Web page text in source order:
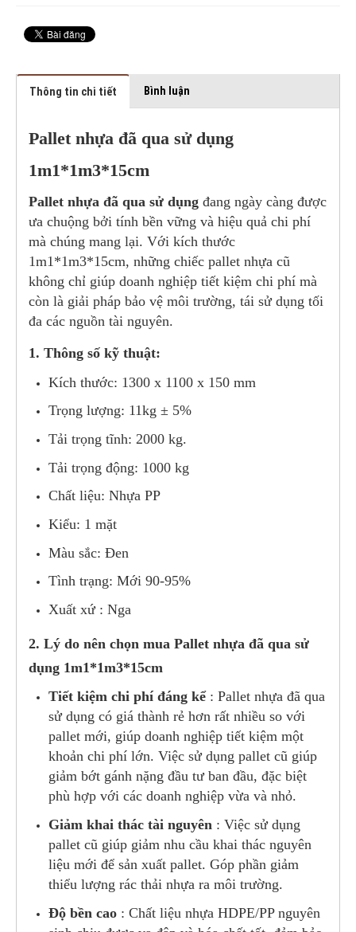
Thông tin chi tiết Bình luận
Pallet nhựa đã qua sử dụng
1m1*1m3*15cm
Pallet nhựa đã qua sử dụng đang ngày càng được
ưa chuộng bởi tính bền vững và hiệu quả chi phí
mà chúng mang lại. Với kích thước
1m1*1m3*15cm, những chiếc pallet nhựa cũ
không chỉ giúp doanh nghiệp tiết kiệm chi phí mà
còn là giải pháp bảo vệ môi trường, tái sử dụng tối
đa các nguồn tài nguyên.
1. Thông số kỹ thuật:
Kích thước: 1300 x 1100 x 150 mm
Trọng lượng: 11kg ± 5%
Tải trọng tĩnh: 2000 kg.
Tải trọng động: 1000 kg
Chất liệu: Nhựa PP
Kiểu: 1 mặt
Màu sắc: Đen
Tình trạng: Mới 90-95%
Xuất xứ : Nga
2. Lý do nên chọn mua Pallet nhựa đã qua sử
dụng 1m1*1m3*15cm
Tiết kiệm chi phí đáng kể : Pallet nhựa đã qua
sử dụng có giá thành rẻ hơn rất nhiều so với
pallet mới, giúp doanh nghiệp tiết kiệm một
khoản chi phí lớn. Việc sử dụng pallet cũ giúp
giảm bớt gánh nặng đầu tư ban đầu, đặc biệt
phù hợp với các doanh nghiệp vừa và nhỏ.
Giảm khai thác tài nguyên : Việc sử dụng
pallet cũ giúp giảm nhu cầu khai thác nguyên
liệu mới để sản xuất pallet. Góp phần giảm
thiểu lượng rác thải nhựa ra môi trường.
Độ bền cao : Chất liệu nhựa HDPE/PP nguyên